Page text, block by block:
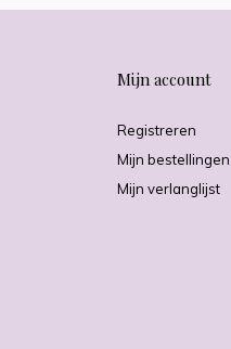
Mijn account
Registreren
Mijn bestellingen
Mijn verlanglijst